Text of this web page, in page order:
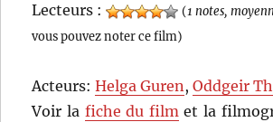
Lecteurs : (1 notes,
vous pouvez noter ce film)
Acteurs:Helga Guren,Oddgeir
Voir la fiche du filmet la